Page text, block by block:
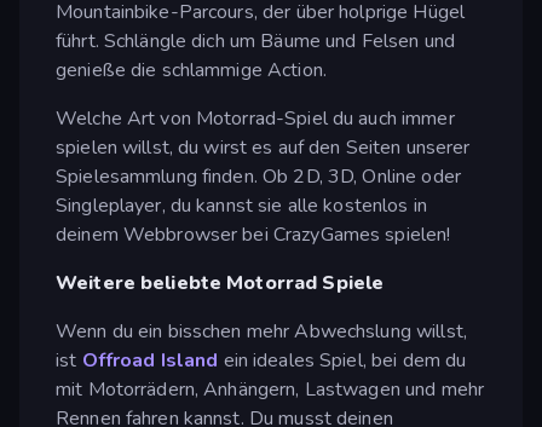
Mountainbike-Parcours, der über holprige Hügel
führt. Schlängle dich um Bäume und Felsen und
genieße die schlammige Action.
Welche Art von Motorrad-Spiel du auch immer
spielen willst, du wirst es auf den Seiten unserer
Spielesammlung finden. Ob 2D, 3D, Online oder
Singleplayer, du kannst sie alle kostenlos in
deinem Webbrowser bei CrazyGames spielen!
Weitere beliebte Motorrad Spiele
Wenn du ein bisschen mehr Abwechslung willst,
ist Offroad Island ein ideales Spiel, bei dem du
mit Motorrädern, Anhängern, Lastwagen und mehr
Rennen fahren kannst. Du musst deinen